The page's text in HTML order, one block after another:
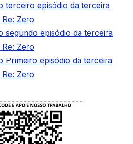
terceiro episódio da terceira
Zero
segundo episódio da terceira
Zero
Primeiro episódio da terceira
Zero